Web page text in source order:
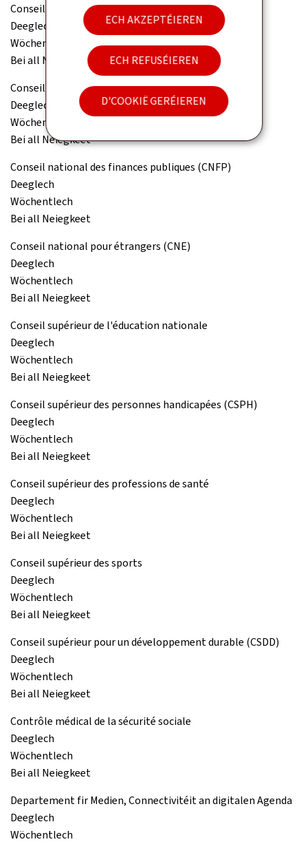
ECH AKZEPTÉIEREN
ECH REFUSÉIEREN
D'COOKIË GERÉIEREN
Conseil de la concurrence
Deeglech
Wöchentlech
Bei all Neiegkeet
Conseil économique et social (CES)
Deeglech
Wöchentlech
Bei all Neiegkeet
Conseil national des finances publiques (CNFP)
Deeglech
Wöchentlech
Bei all Neiegkeet
Conseil national pour étrangers (CNE)
Deeglech
Wöchentlech
Bei all Neiegkeet
Conseil supérieur de l'éducation nationale
Deeglech
Wöchentlech
Bei all Neiegkeet
Conseil supérieur des personnes handicapées (CSPH)
Deeglech
Wöchentlech
Bei all Neiegkeet
Conseil supérieur des professions de santé
Deeglech
Wöchentlech
Bei all Neiegkeet
Conseil supérieur des sports
Deeglech
Wöchentlech
Bei all Neiegkeet
Conseil supérieur pour un développement durable (CSDD)
Deeglech
Wöchentlech
Bei all Neiegkeet
Contrôle médical de la sécurité sociale
Deeglech
Wöchentlech
Bei all Neiegkeet
Departement fir Medien, Connectivitéit an digitalen Agenda
Deeglech
Wöchentlech